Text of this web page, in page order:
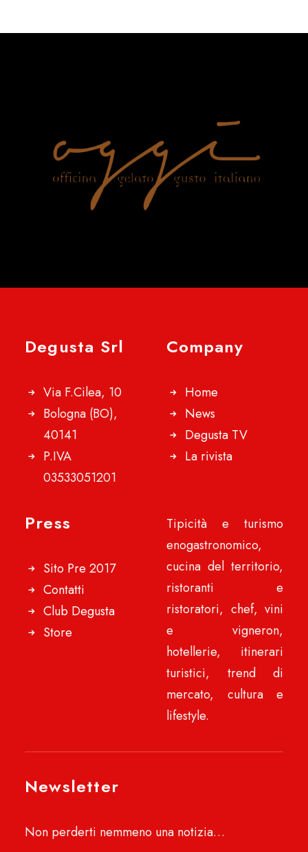
Degusta Srl
Via F.Cilea, 10
Bologna (BO),
40141
P.IVA
03533051201
Company
Home
News
Degusta TV
La rivista
Press
Sito Pre 2017
Contatti
Club Degusta
Store
Tipicità e turismo
enogastronomico,
cucina del territorio,
ristoranti e
ristoratori, chef, vini
e vigneron,
hotellerie, itinerari
turistici, trend di
mercato, cultura e
lifestyle.
Newsletter
Non perderti nemmeno una notizia…